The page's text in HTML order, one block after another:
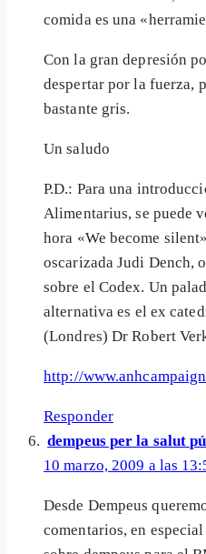
comida es una
Con la gran depresión
despertar por la fuerza,
bastante gris.
Un saludo
P.D.: Para una
Alimentarius, se puede
hora «We become
oscarizada Judi Dench,
sobre el Codex. Un
alternativa es el ex
(Londres) Dr Robert
http://
Responder
dempeus per la salut
10 marzo, 2009 a las
Desde Dempeus
comentarios, en